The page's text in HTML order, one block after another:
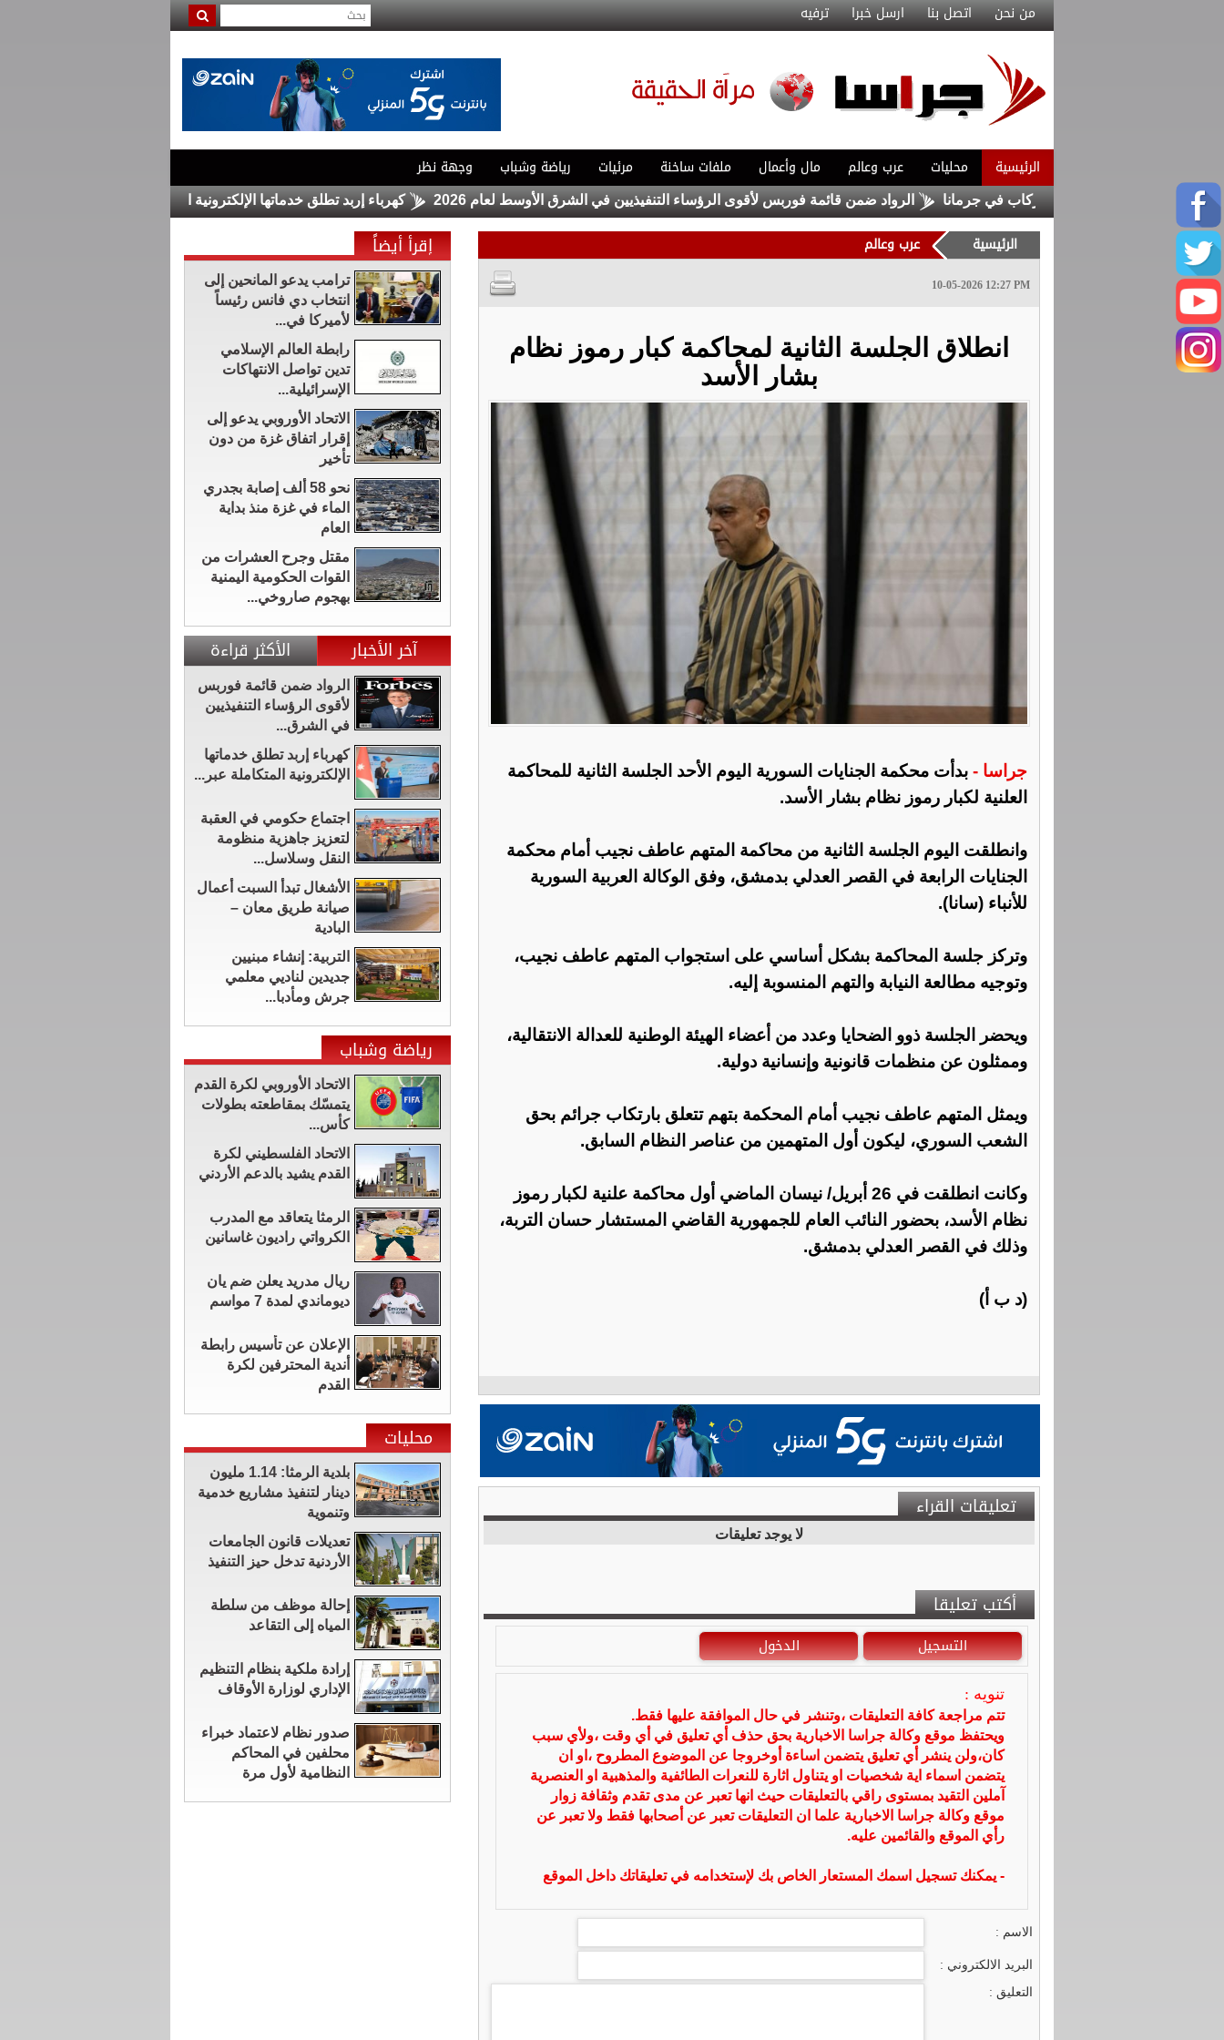
من نحن اتصل بنا ارسل خبرا ترفيه
الرئيسية محليات عرب وعالم مال وأعمال ملفات ساخنة مرئيات رياضة وشباب وجهة نظر
سرفيس لنقل الركاب في جرمانا الرواد ضمن قائمة فوربس لأقوى الرؤساء التنفيذيين في الشرق الأوسط لعام 2026 كهرباء إربد تطلق خدماتها الإلكترونية المتكاملة عبر تطبيقها الذكي
الرئيسية عرب وعالم
10-05-2026 12:27 PM
انطلاق الجلسة الثانية لمحاكمة كبار رموز نظام
بشار الأسد
جراسا - بدأت محكمة الجنايات السورية اليوم الأحد الجلسة الثانية للمحاكمة
العلنية لكبار رموز نظام بشار الأسد.
وانطلقت اليوم الجلسة الثانية من محاكمة المتهم عاطف نجيب أمام محكمة
الجنايات الرابعة في القصر العدلي بدمشق، وفق الوكالة العربية السورية
للأنباء (سانا).
وتركز جلسة المحاكمة بشكل أساسي على استجواب المتهم عاطف نجيب،
وتوجيه مطالعة النيابة والتهم المنسوبة إليه.
ويحضر الجلسة ذوو الضحايا وعدد من أعضاء الهيئة الوطنية للعدالة الانتقالية،
وممثلون عن منظمات قانونية وإنسانية دولية.
ويمثل المتهم عاطف نجيب أمام المحكمة بتهم تتعلق بارتكاب جرائم بحق
الشعب السوري، ليكون أول المتهمين من عناصر النظام السابق.
وكانت انطلقت في 26 أبريل/ نيسان الماضي أول محاكمة علنية لكبار رموز
نظام الأسد، بحضور النائب العام للجمهورية القاضي المستشار حسان التربة،
وذلك في القصر العدلي بدمشق.
(د ب أ)
تعليقات القراء
لا يوجد تعليقات
أكتب تعليقا
التسجيل الدخول
تنويه :
تتم مراجعة كافة التعليقات ،وتنشر في حال الموافقة عليها فقط.
ويحتفظ موقع وكالة جراسا الاخبارية بحق حذف أي تعليق في أي وقت ،ولأي سبب
كان،ولن ينشر أي تعليق يتضمن اساءة أوخروجا عن الموضوع المطروح ،او ان
يتضمن اسماء اية شخصيات او يتناول اثارة للنعرات الطائفية والمذهبية او العنصرية
آملين التقيد بمستوى راقي بالتعليقات حيث انها تعبر عن مدى تقدم وثقافة زوار
موقع وكالة جراسا الاخبارية علما ان التعليقات تعبر عن أصحابها فقط ولا تعبر عن
رأي الموقع والقائمين عليه.
- يمكنك تسجيل اسمك المستعار الخاص بك لإستخدامه في تعليقاتك داخل الموقع
الاسم :
البريد الالكتروني :
التعليق :
إقرأ أيضاً
ترامب يدعو المانحين إلى
انتخاب دي فانس رئيساً
لأميركا في...
رابطة العالم الإسلامي
تدين تواصل الانتهاكات
الإسرائيلية...
الاتحاد الأوروبي يدعو إلى
إقرار اتفاق غزة من دون
تأخير
نحو 58 ألف إصابة بجدري
الماء في غزة منذ بداية
العام
مقتل وجرح العشرات من
القوات الحكومية اليمنية
بهجوم صاروخي...
آخر الأخبار الأكثر قراءة
الرواد ضمن قائمة فوربس
لأقوى الرؤساء التنفيذيين
في الشرق...
كهرباء إربد تطلق خدماتها
الإلكترونية المتكاملة عبر...
اجتماع حكومي في العقبة
لتعزيز جاهزية منظومة
النقل وسلاسل...
الأشغال تبدأ السبت أعمال
صيانة طريق معان –
البادية
التربية: إنشاء مبنيين
جديدين لناديي معلمي
جرش ومأدبا...
رياضة وشباب
الاتحاد الأوروبي لكرة القدم
يتمسّك بمقاطعته بطولات
كأس...
الاتحاد الفلسطيني لكرة
القدم يشيد بالدعم الأردني
الرمثا يتعاقد مع المدرب
الكرواتي راديون غاسانين
ريال مدريد يعلن ضم يان
ديوماندي لمدة 7 مواسم
الإعلان عن تأسيس رابطة
أندية المحترفين لكرة
القدم
محليات
بلدية الرمثا: 1.14 مليون
دينار لتنفيذ مشاريع خدمية
وتنموية
تعديلات قانون الجامعات
الأردنية تدخل حيز التنفيذ
إحالة موظف من سلطة
المياه إلى التقاعد
إرادة ملكية بنظام التنظيم
الإداري لوزارة الأوقاف
صدور نظام لاعتماد خبراء
محلفين في المحاكم
النظامية لأول مرة